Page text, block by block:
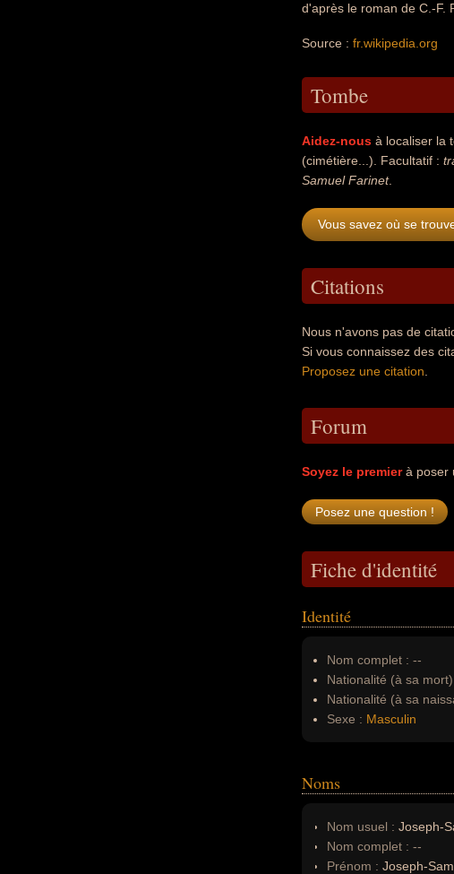
d'après le roman de C.-F.
Source : fr.wikipedia.org
Tombe
Aidez-nous à localiser la
(cimétière...). Facultatif :
Samuel Farinet.
Vous savez où se
Citations
Nous n'avons pas de
Si vous connaissez des
Proposez une citation
Forum
Soyez le premierà poser
Fiche d'identité
Identité
Nom complet : --
Nationalité (à sa
Nationalité (à sa
Sexe : Masculin
Noms
Nom usuel : Joseph-
Nom complet : --
Prénom : Joseph-